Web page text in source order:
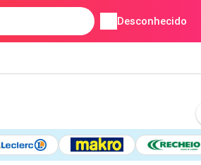
Desconhecido